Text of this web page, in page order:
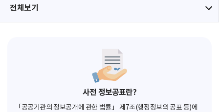
전체보기
사전 정보공표란?
「공공기관의 정보공개에 관한 법률」 제7조(행정정보의 공표 등)에